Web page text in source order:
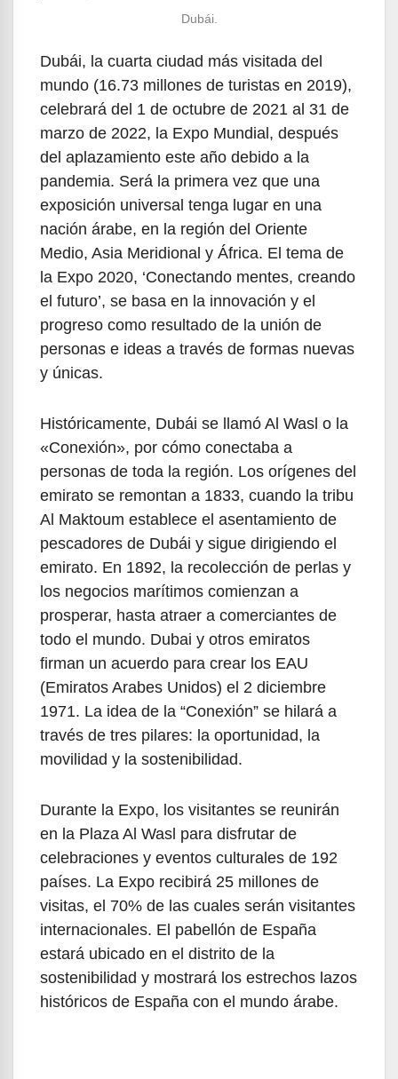
Dubái.
Dubái, la cuarta ciudad más visitada del
mundo (16.73 millones de turistas en 2019),
celebrará del 1 de octubre de 2021 al 31 de
marzo de 2022, la Expo Mundial, después
del aplazamiento este año debido a la
pandemia. Será la primera vez que una
exposición universal tenga lugar en una
nación árabe, en la región del Oriente
Medio, Asia Meridional y África. El tema de
la Expo 2020, ‘Conectando mentes, creando
el futuro’, se basa en la innovación y el
progreso como resultado de la unión de
personas e ideas a través de formas nuevas
y únicas.
Históricamente, Dubái se llamó Al Wasl o la
«Conexión», por cómo conectaba a
personas de toda la región. Los orígenes del
emirato se remontan a 1833, cuando la tribu
Al Maktoum establece el asentamiento de
pescadores de Dubái y sigue dirigiendo el
emirato. En 1892, la recolección de perlas y
los negocios marítimos comienzan a
prosperar, hasta atraer a comerciantes de
todo el mundo. Dubai y otros emiratos
firman un acuerdo para crear los EAU
(Emiratos Arabes Unidos) el 2 diciembre
1971. La idea de la “Conexión” se hilará a
través de tres pilares: la oportunidad, la
movilidad y la sostenibilidad.
Durante la Expo, los visitantes se reunirán
en la Plaza Al Wasl para disfrutar de
celebraciones y eventos culturales de 192
países. La Expo recibirá 25 millones de
visitas, el 70% de las cuales serán visitantes
internacionales. El pabellón de España
estará ubicado en el distrito de la
sostenibilidad y mostrará los estrechos lazos
históricos de España con el mundo árabe.